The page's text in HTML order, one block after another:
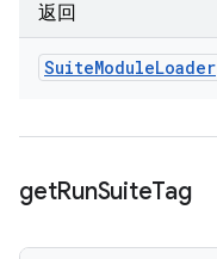
返回
SuiteModuleLoader
getRunSuiteTag